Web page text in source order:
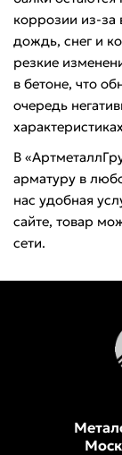
коррозии из-за
дождь, снег и
резкие
в бетоне, что
очередь
В
арматуру в
нас удобная
сайте, товар
сети.